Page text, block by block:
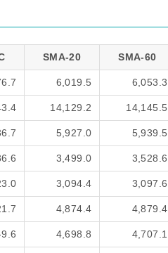
SMA-20 SMA-60
6,019.5 6,053.3
14,129.2 14,145.5
5,927.0 5,939.5
3,499.0 3,528.6
3,094.4 3,097.6
4,874.4 4,879.4
4,698.8 4,707.1